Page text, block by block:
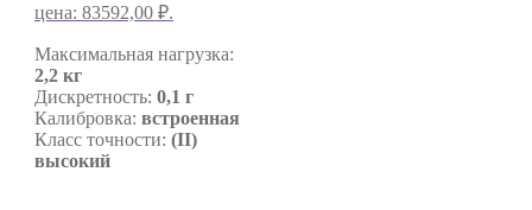
цена: 83592,00 ₽.
Максимальная нагрузка:
2,2 кг
Дискретность: 0,1 г
Калибровка: встроенная
Класс точности: (II)
высокий